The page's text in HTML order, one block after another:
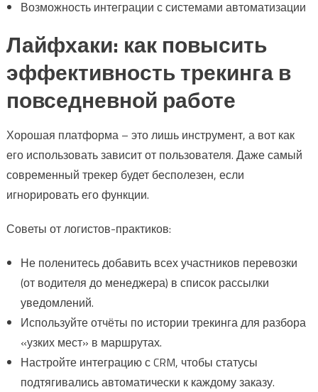
Возможность интеграции с системами автоматизации
Лайфхаки: как повысить
эффективность трекинга в
повседневной работе
Хорошая платформа – это лишь инструмент, а вот как
его использовать зависит от пользователя. Даже самый
современный трекер будет бесполезен, если
игнорировать его функции.
Советы от логистов-практиков:
Не поленитесь добавить всех участников перевозки
(от водителя до менеджера) в список рассылки
уведомлений.
Используйте отчёты по истории трекинга для разбора
«узких мест» в маршрутах.
Настройте интеграцию с CRM, чтобы статусы
подтягивались автоматически к каждому заказу.